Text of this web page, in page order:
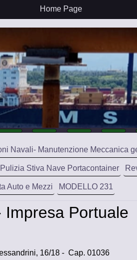
Home Page
Navali- Manutenzione Meccanica
Stiva Nave Portacontainer
Auto e Mezzi MODELLO 231
Portuale
16/18 - Cap. 01036